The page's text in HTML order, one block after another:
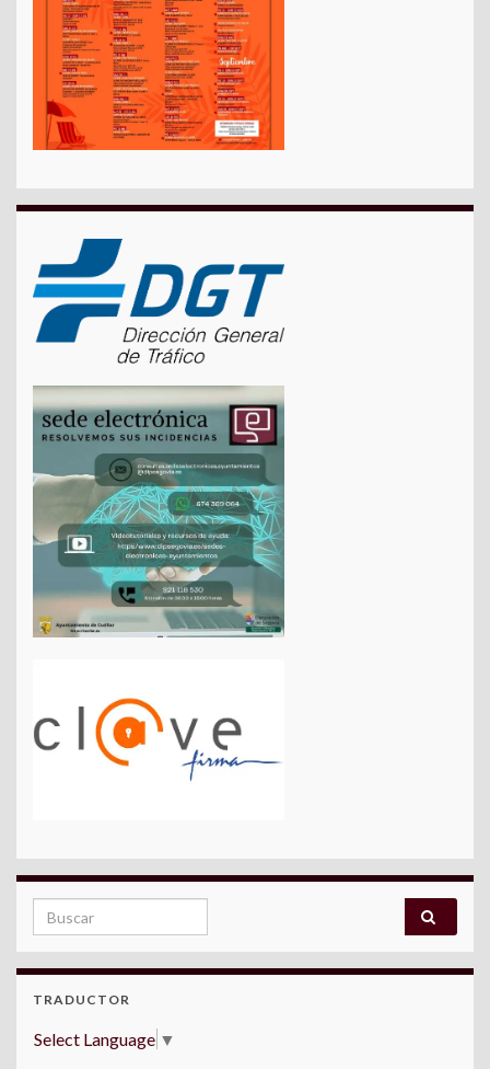
Search for:
TRADUCTOR
Select Language ▼